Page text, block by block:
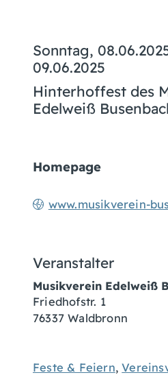
Sonntag,
09.06.2025
Hinterhoffest des
Edelweiß
Homepage
www.musikverein-
Veranstalter
Musikverein Edelweiß
Friedhofstr. 1
76337 Waldbronn
Feste & Feiern,